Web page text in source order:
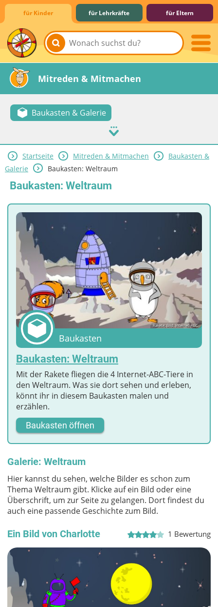
für Kinder für Lehrkräfte für Eltern
Lernen & Schule
Hobby & Freizeit
Spiel & Spaß
Mitreden & Mitmachen
Baukasten & Galerie
Startseite Mitreden & Mitmachen
Baukasten &
Galerie
Baukasten: Weltraum
Baukasten: Weltraum
Rakete; Bild: Internet-ABC
Baukasten
Baukasten: Weltraum
Mit der Rakete fliegen die 4 Internet-ABC-Tiere in
den Weltraum. Was sie dort sehen und erleben,
könnt ihr in diesem Baukasten malen und
erzählen.
Baukasten öffnen
Galerie: Weltraum
Hier kannst du sehen, welche Bilder es schon zum
Thema Weltraum gibt. Klicke auf ein Bild oder eine
Überschrift, um zur Seite zu gelangen. Dort findest du
auch eine passende Geschichte zum Bild.
Ein Bild von Charlotte 1 Bewertung